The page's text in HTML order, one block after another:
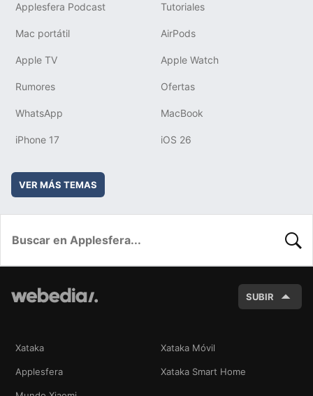
Applesfera Podcast Tutoriales
Mac portátil AirPods
Apple TV Apple Watch
Rumores Ofertas
WhatsApp MacBook
iPhone 17 iOS 26
VER MÁS TEMAS
SUBIR
Xataka Xataka Móvil
Applesfera Xataka Smart Home